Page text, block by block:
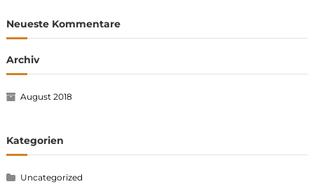
Neueste Kommentare
Archiv
August 2018
Kategorien
Uncategorized